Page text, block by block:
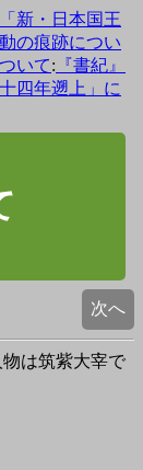
新・日本国王
の痕跡につい
いて: 『書紀』
四年遡上」に
次へ
は筑紫大宰で